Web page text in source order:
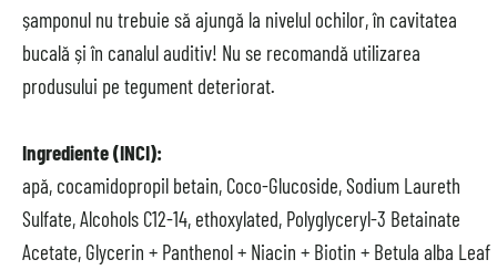
șamponul nu trebuie să ajungă la nivelul ochilor, în cavitatea
bucală și în canalul auditiv! Nu se recomandă utilizarea
produsului pe tegument deteriorat.
Ingrediente (INCI):
apă, cocamidopropil betain, Coco-Glucoside, Sodium Laureth
Sulfate, Alcohols C12-14, ethoxylated, Polyglyceryl-3 Betainate
Acetate, Glycerin + Panthenol + Niacin + Biotin + Betula alba Leaf